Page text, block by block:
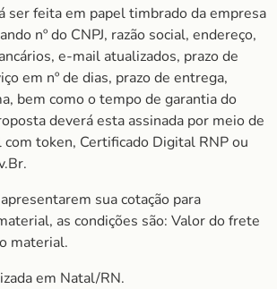
ser feita em papel timbrado da empresa
nº do CNPJ, razão social, endereço,
e-mail atualizados, prazo de
em nº de dias, prazo de entrega,
bem como o tempo de garantia do
deverá esta assinada por meio de
token, Certificado Digital RNP ou
sua cotação para
as condições são: Valor do frete
material.
em Natal/RN.